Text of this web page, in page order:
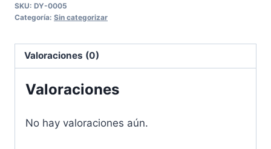
móvil
cantidad
SKU: DY-0005
Categoría: Sin categorizar
Valoraciones (0)
Valoraciones
No hay valoraciones aún.